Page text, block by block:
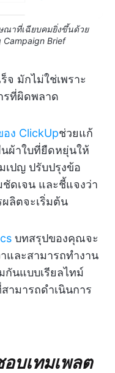
ณาที่เฉียบคมยิ่งขึ้นด้วย
Campaign Brief
จ มักไม่ใช่เพราะ
รที่ผิดพลาด
ง ClickUpช่วยแก้
ผ้าใบที่ยืดหยุ่นให้
ปญ ปรับปรุงข้อ
ดเจน และชี้แจงว่า
ลิตจะเริ่มต้น
บทสรุปของคุณจะ
และสามารถทำงาน
กันแบบเรียลไทม์
ามารถดำเนินการ
บเทมเพลต